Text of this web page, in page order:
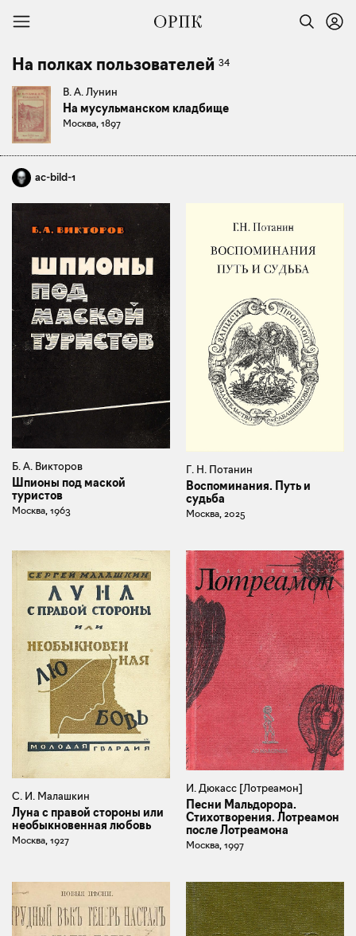
На полках пользователей 34
В. А. Лунин
На мусульманском кладбище
Москва, 1897
ac-bild-1
Б. А. Викторов
Шпионы под маской
туристов
Москва, 1963
Г. Н. Потанин
Воспоминания. Путь и
судьба
Москва, 2025
С. И. Малашкин
Луна с правой стороны или
необыкновенная любовь
Москва, 1927
И. Дюкасс [Лотреамон]
Песни Мальдорора.
Стихотворения. Лотреамон
после Лотреамона
Москва, 1997